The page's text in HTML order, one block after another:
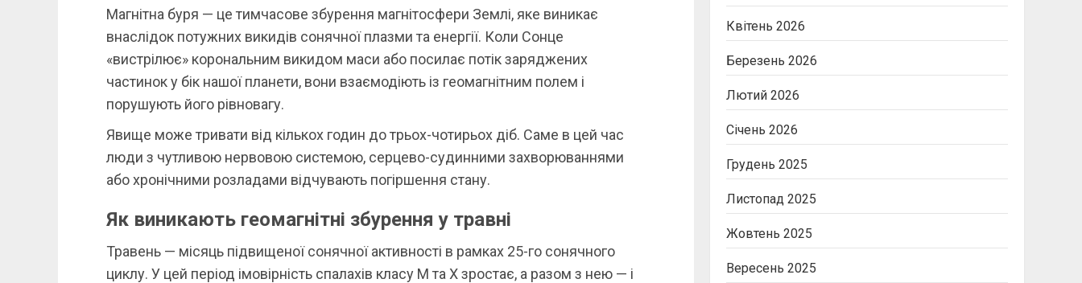
Магнітна буря — це тимчасове збурення магнітосфери Землі, яке виникає
внаслідок потужних викидів сонячної плазми та енергії. Коли Сонце
«вистрілює» корональним викидом маси або посилає потік заряджених
частинок у бік нашої планети, вони взаємодіють із геомагнітним полем і
порушують його рівновагу.
Явище може тривати від кількох годин до трьох-чотирьох діб. Саме в цей час
люди з чутливою нервовою системою, серцево-судинними захворюваннями
або хронічними розладами відчувають погіршення стану.
Як виникають геомагнітні збурення у травні
Травень — місяць підвищеної сонячної активності в рамках 25-го сонячного
циклу. У цей період імовірність спалахів класу M та X зростає, а разом з нею — і
Квітень 2026
Березень 2026
Лютий 2026
Січень 2026
Грудень 2025
Листопад 2025
Жовтень 2025
Вересень 2025